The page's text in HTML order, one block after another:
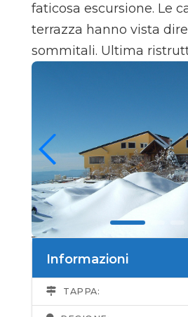
faticosa escursione. Le
terrazza hanno vista
sommitali. Ultima
Informazioni
TAPPA: